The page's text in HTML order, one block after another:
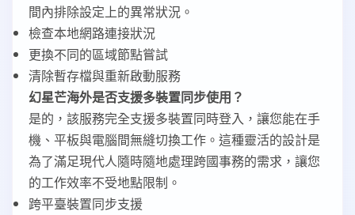
間內排除設定上的異常狀況。
檢查本地網路連接狀況
更換不同的區域節點嘗試
清除暫存檔與重新啟動服務
幻星芒海外是否支援多裝置同步使用？
是的，該服務完全支援多裝置同時登入，讓您能在手
機、平板與電腦間無縫切換工作。這種靈活的設計是
為了滿足現代人隨時隨地處理跨國事務的需求，讓您
的工作效率不受地點限制。
跨平臺裝置同步支援